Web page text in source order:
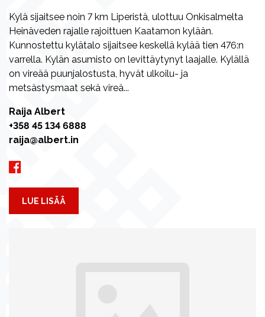
Kylä sijaitsee noin 7 km Liperistä, ulottuu Onkisalmelta
Heinäveden rajalle rajoittuen Kaatamon kylään.
Kunnostettu kylätalo sijaitsee keskellä kylää tien 476:n
varrella. Kylän asumisto on levittäytynyt laajalle. Kylällä
on vireää puunjalostusta, hyvät ulkoilu- ja
metsästysmaat sekä vireä...
Raija Albert
+358 45 134 6888
raija@albert.in
LUE LISÄÄ